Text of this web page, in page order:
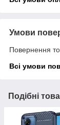
Умови
Повернення
Всі умови
Подібні